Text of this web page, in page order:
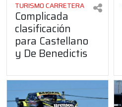
TURISMO CARRETERA
Complicada
clasificación
para Castellano
y De Benedictis